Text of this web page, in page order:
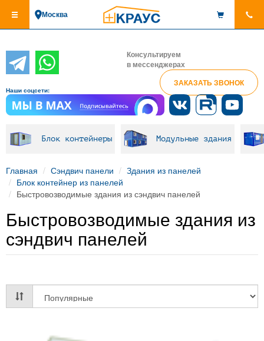
основному
Москва
Консультируем
в мессенджерах
ЗАКАЗАТЬ ЗВОНОК
Наши соцсети:
Блок контейнеры Модульные здания
Главная Сэндвич панели
Здания из панелей
Блок контейнер из панелей
Быстровозводимые здания из сэндвич панелей
Быстровозводимые здания из
сэндвич панелей